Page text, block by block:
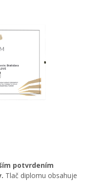
potvrdením
Tlač diplomu obsahuje